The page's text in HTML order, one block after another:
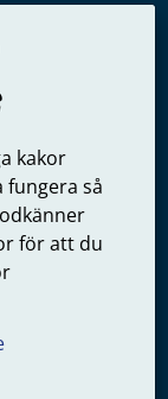
kakor
fungera så
för att du
statlig